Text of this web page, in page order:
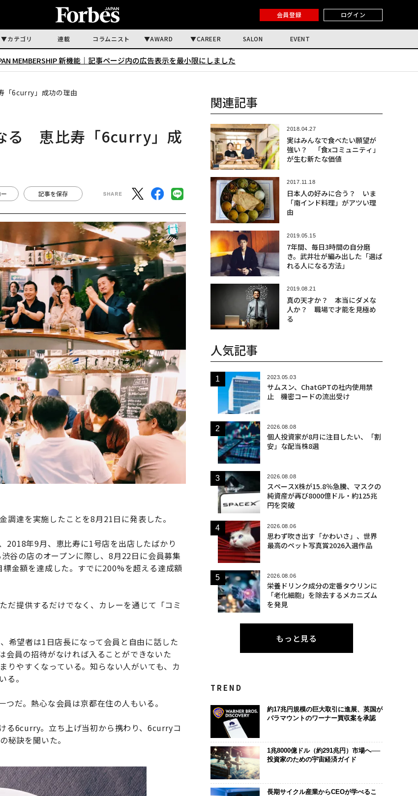
会員登録 ログイン
カテゴリ 連載 コラムニスト AWARD CAREER SALON EVENT
MEMBERSHIP 新機能｜ 記事ページ内の広告表示を最小限にしました
「6curry」成功の理由
る 恵比寿「6curry」成
記事を保存
達を実施したことを8月21日に発表した。
年9月、恵比寿に1号店を出店したばかり
谷の店のオープンに際し、8月22日に会員募集
金額を達成した。すでに200%を超える達成額
提供するだけでなく、カレーを通じて「コミ
希望者は1日店長になって会員と自由に話した
会員の招待がなければ入ることができないた
やすくなっている。知らない人がいても、カ
る。
だ。熱心な会員は京都在住の人もいる。
る6curry。立ち上げ当初から携わり、6curryコ
秘訣を聞いた。
関連記事
2018.04.27
実はみんなで食べたい願望が
強い？ 「食xコミュニティ」
が生む新たな価値
2017.11.18
日本人の好みに合う？ いま
「南インド料理」がアツい理
由
2019.05.15
7年間、毎日3時間の自分磨
き。武井壮が編み出した「選ば
れる人になる方法」
2019.08.21
真の天才か？ 本当にダメな
人か？ 職場で才能を見極め
る
人気記事
2023.05.03
サムスン、ChatGPTの社内使用禁
止 機密コードの流出受け
2026.08.08
個人投資家が8月に注目したい、「割
安」な配当株8選
2026.08.08
スペースX株が15.8％急騰、マスクの
純資産が再び8000億ドル・約125兆
円を突破
2026.08.06
思わず吹き出す「かわいさ」、世界
最高のペット写真賞2026入選作品
2026.08.06
栄養ドリンク成分の定番タウリンに
「老化細胞」を除去するメカニズム
を発見
もっと見る
TREND
約17兆円規模の巨大取引に進展、英国が
パラマウントのワーナー買収案を承認
1兆8000億ドル（約291兆円）市場へ──
投資家のための宇宙経済ガイド
長期サイクル産業からCEOが学べるこ